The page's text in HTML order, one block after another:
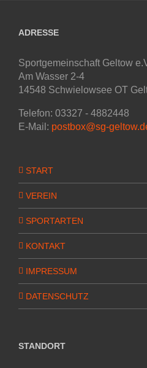
ADRESSE
Sportgemeinschaft Geltow
Am Wasser 2-4
14548 Schwielowsee OT
Telefon: 03327 - 4882448
E-Mail: postbox@sg-
START
VEREIN
SPORTARTEN
KONTAKT
IMPRESSUM
DATENSCHUTZ
STANDORT